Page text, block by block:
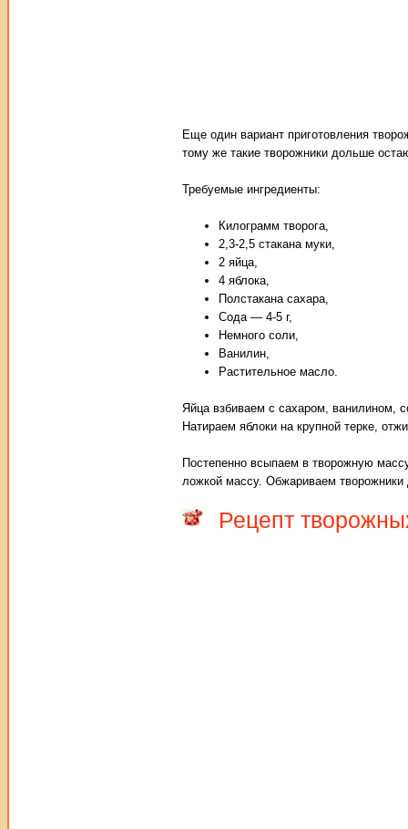
Еще один вариант приготовления
тому же такие творожники дольше
Требуемые ингредиенты:
Килограмм творога,
2,3-2,5 стакана муки,
2 яйца,
4 яблока,
Полстакана сахара,
Сода — 4-5 г,
Немного соли,
Ванилин,
Растительное масло.
Яйца взбиваем с сахаром, ванилином,
Натираем яблоки на крупной терке,
Постепенно всыпаем в творожную
ложкой массу. Обжариваем
Рецепт